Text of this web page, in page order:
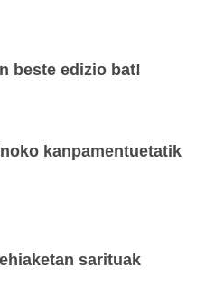
beste edizio bat!
kanpamentuetatik
sarituak